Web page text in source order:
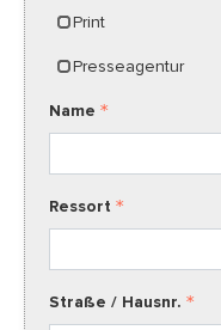
Print
Presseagentur
Name
Ressort
Straße / Hausnr.